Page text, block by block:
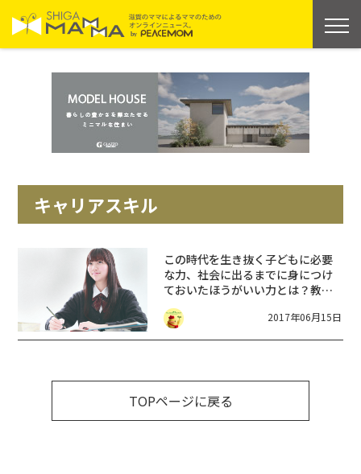
キャリアスキル
この時代を生き抜く子どもに必要
な力、社会に出るまでに身につけ
ておいたほうがいい力とは？教育
講演会が開催されます。
2017年06月15日
TOPページに戻る